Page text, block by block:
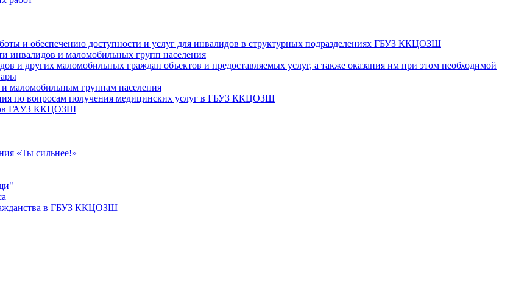
и обеспечению доступности и услуг для инвалидов в структурных подразделениях ГБУЗ ККЦОЗШ
инвалидов и маломобильных групп населения
и других маломобильных граждан объектов и предоставляемых услуг, а также оказания им при этом необходимой
маломобильным группам населения
по вопросам получения медицинских услуг в ГБУЗ ККЦОЗШ
ГАУЗ ККЦОЗШ
«Ты сильнее!»
в ГБУЗ ККЦОЗШ